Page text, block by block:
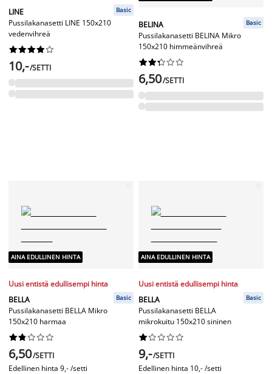
LINE
Pussilakanasetti LINE 150x210
vedenvihreä
Basic






10,-/SETTI
BELINA
Pussilakanasetti BELINA Mikro
150x210 himmeänvihreä
Basic






6,50/SETTI
AINA EDULLINEN HINTA
Uusi entistä edullisempi hinta
BELLA
Pussilakanasetti BELLA Mikro
150x210 harmaa
Basic






6,50/SETTI
Edellinen hinta 9,- /setti
AINA EDULLINEN HINTA
Uusi entistä edullisempi hinta
BELLA
Pussilakanasetti BELLA
mikrokuitu 150x210 sininen
Basic






9,-/SETTI
Edellinen hinta 10,- /setti